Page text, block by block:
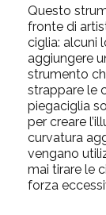
Questo
fronte di
ciglia: alcuni
aggiungere
strumento
strappare le
piegaciglia
per creare
curvatura
vengano
mai tirare le
forza